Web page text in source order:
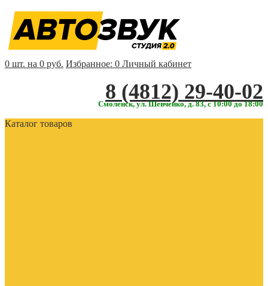
0 шт. на 0 руб. Избранное: 0 Личный кабинет
‎‎8 (4812) 29-40-02
Смоленск, ул. Шевченко, д. 83, с 10:00 до 18:00
Каталог товаров